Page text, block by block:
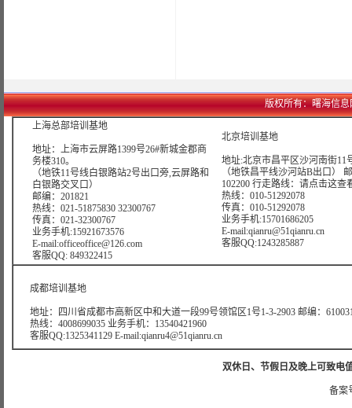
版权所有：曙海信息
上海总部培训基地
地址：上海市云屏路1399号26#新城金郡商
务楼310。
（地铁11号线白银路站2号出口旁,云屏路和
白银路交叉口）
邮编：201821
热线：021-51875830 32300767
传真：021-32300767
业务手机:15921673576
E-mail:officeoffice@126.com
客服QQ: 849322415
北京培训基地
地址:北京市昌平区沙河南街11
（地铁昌平线沙河站B出口）
102200 行走路线： 请点击这查
热线：010-51292078
传真：010-51292078
业务手机:15701686205
E-mail:qianru@51qianru.cn
客服QQ:1243285887
成都培训基地
地址：四川省成都市高新区中和大道一段99号领馆区1号1-3-2903 邮编：
热线：4008699035 业务手机：13540421960
客服QQ:1325341129 E-mail:qianru4@51qianru.cn
双休日、节假日及晚上可致电
备案